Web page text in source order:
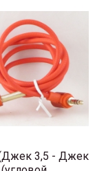
3,5 - Джек